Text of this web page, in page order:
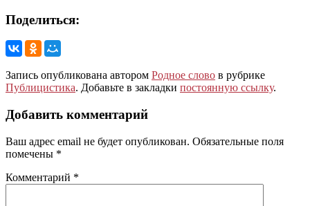
Поделиться:
Запись опубликована автором Родное слово в рубрике
Публицистика. Добавьте в закладки постоянную ссылку.
Добавить комментарий
Ваш адрес email не будет опубликован. Обязательные поля
помечены *
Комментарий *